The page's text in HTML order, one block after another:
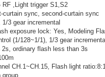
,Light trigger S1,S2
sync, second-curtain sync
3 gear incremental
exposure lock: Yes, Modeling
(1/128~1/1), 1/3 gear
ordinary flash less than 3s
CH.1~CH.15, Flash light
group